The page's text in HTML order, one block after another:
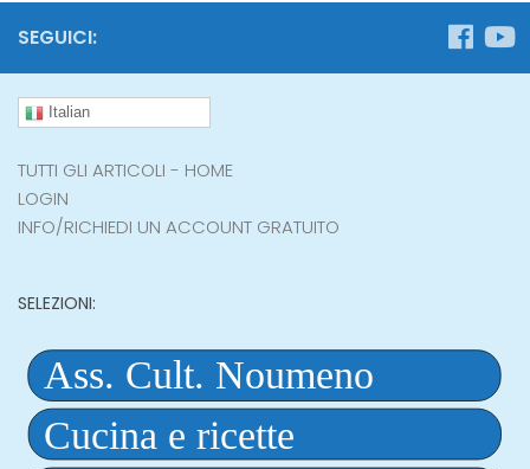
SEGUICI:
Italian
TUTTI GLI ARTICOLI - HOME
LOGIN
INFO/RICHIEDI UN ACCOUNT GRATUITO
SELEZIONI: